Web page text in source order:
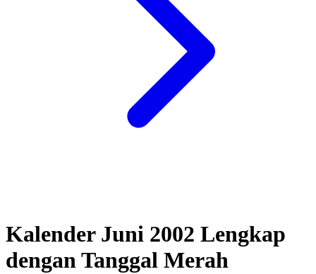
Kalender Juni 2002 Lengkap
dengan Tanggal Merah